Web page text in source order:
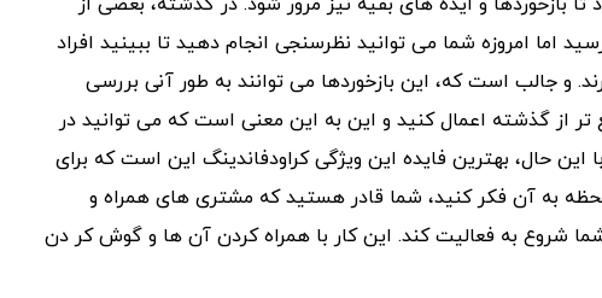
اما امروزه شما می توانید نظرسنجی انجام دهید تا ببینید افراد
و جالب است که، این بازخوردها می توانند به طور آنی بررسی
از گذشته اعمال کنید و این به این معنی است که می توانید در
حال، بهترین فایده این ویژگی کراودفاندینگ این است که برای
به آن فکر کنید، شما قادر هستید که مشتری های همراه و
شروع به فعالیت کند. این کار با همراه کردن آن ها و گوش کر دن